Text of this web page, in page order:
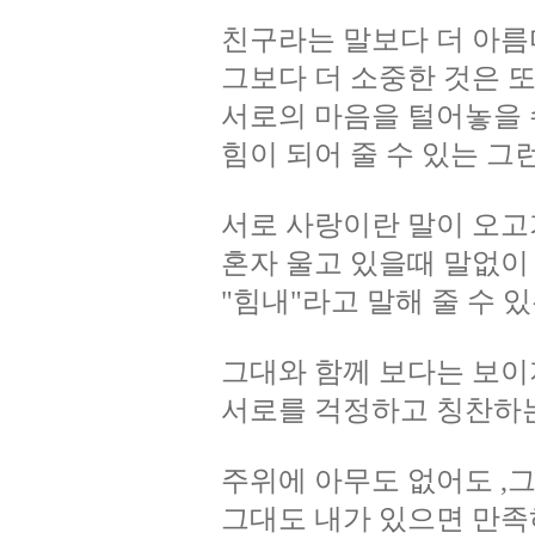
친구라는 말보다 더 아
그보다 더 소중한 것은
서로의 마음을 털어놓을
힘이 되어 줄 수 있는 그
서로 사랑이란 말이 오
혼자 울고 있을때 말없
"힘내"라고 말해 줄 수
그대와 함께 보다는 보
서로를 걱정하고 칭찬하
주위에 아무도 없어도 ,
그대도 내가 있으면 만